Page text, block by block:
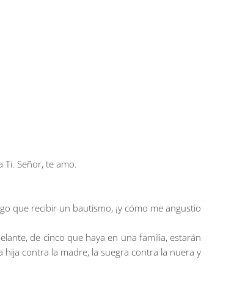
Señor, te amo.
que recibir un bautismo, ¡y cómo me angustio
de cinco que haya en una familia, estarán
contra la madre, la suegra contra la nuera y